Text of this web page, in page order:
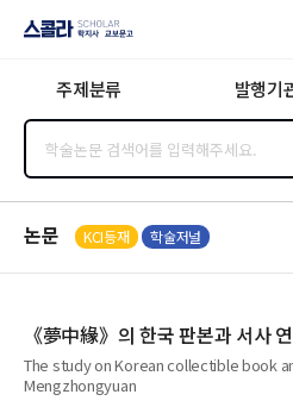
지사·교보문고
주제분류 발행기
논문 KCI등재 학술저널
《夢中緣》의 한국 판본과 서사
The study on Korean collectible book
Mengzhongyuan